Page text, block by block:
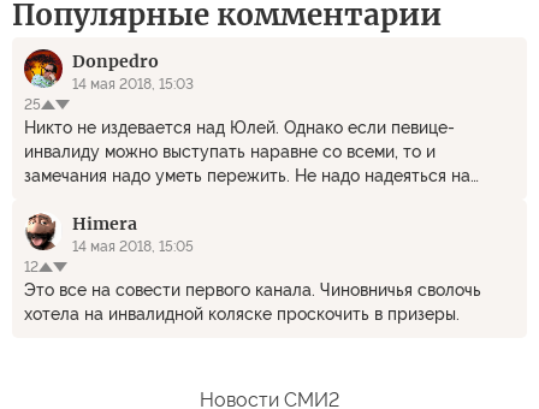
Популярные комментарии
Donpedro
14 мая 2018, 15:03
25
Никто не издевается над Юлей. Однако если певице-
инвалиду можно выступать наравне со всеми, то и
замечания надо уметь пережить. Не надо надеяться на
Himera
14 мая 2018, 15:05
12
Это все на совести первого канала. Чиновничья сволочь
хотела на инвалидной коляске проскочить в призеры.
Новости СМИ2